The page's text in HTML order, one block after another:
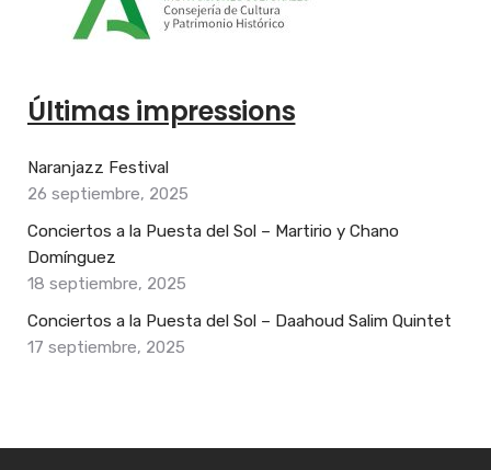
Últimas impressions
Naranjazz Festival
26 septiembre, 2025
Conciertos a la Puesta del Sol – Martirio y Chano
Domínguez
18 septiembre, 2025
Conciertos a la Puesta del Sol – Daahoud Salim Quintet
17 septiembre, 2025